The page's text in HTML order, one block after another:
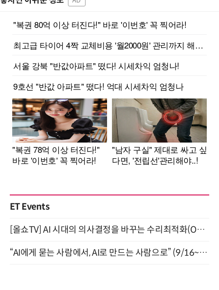
ET Events
[올쇼TV] AI 시대의 의사결정을 바꾸는 수리최적화(Optimization) 소개 (8/20 생방송)
“AI에게 묻는 사람에서, AI로 만드는 사람으로” (9/16~17)